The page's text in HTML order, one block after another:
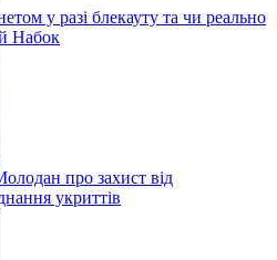
у разі блекауту та чи реально
Набок
про захист від
укриттів